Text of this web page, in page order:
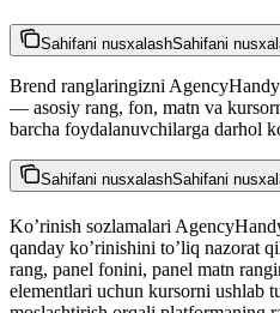
Sahifani nusxalashSahifani
Brend ranglaringizni
— asosiy rang, fon, matn va
barcha foydalanuvchilarga darhol
Sahifani nusxalashSahifani
Ko’rinish sozlamalari
qanday ko’rinishini to’liq nazorat
rang, panel fonini, panel matn
elementlari uchun kursorni ushlab